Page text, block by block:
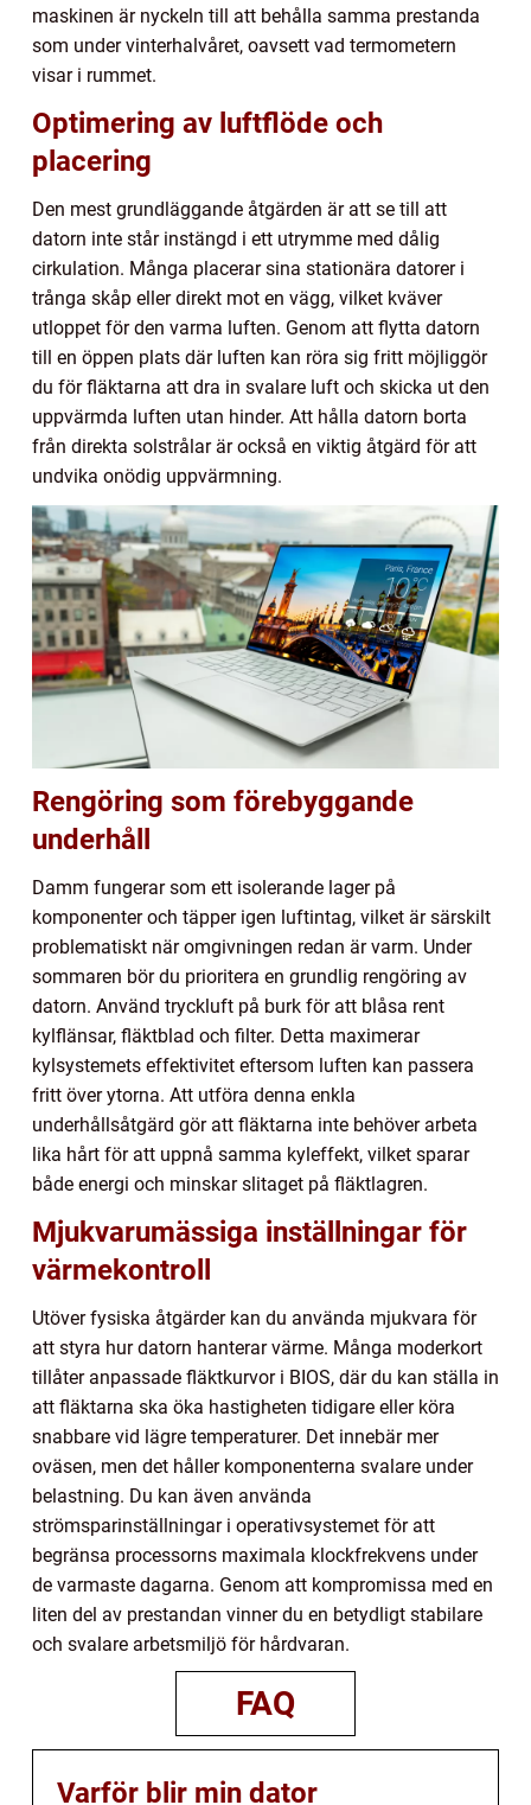
maskinen är nyckeln till att behålla samma prestanda
som under vinterhalvåret, oavsett vad termometern
visar i rummet.
Optimering av luftflöde och
placering
Den mest grundläggande åtgärden är att se till att
datorn inte står instängd i ett utrymme med dålig
cirkulation. Många placerar sina stationära datorer i
trånga skåp eller direkt mot en vägg, vilket kväver
utloppet för den varma luften. Genom att flytta datorn
till en öppen plats där luften kan röra sig fritt möjliggör
du för fläktarna att dra in svalare luft och skicka ut den
uppvärmda luften utan hinder. Att hålla datorn borta
från direkta solstrålar är också en viktig åtgärd för att
undvika onödig uppvärmning.
Rengöring som förebyggande
underhåll
Damm fungerar som ett isolerande lager på
komponenter och täpper igen luftintag, vilket är särskilt
problematiskt när omgivningen redan är varm. Under
sommaren bör du prioritera en grundlig rengöring av
datorn. Använd tryckluft på burk för att blåsa rent
kylflänsar, fläktblad och filter. Detta maximerar
kylsystemets effektivitet eftersom luften kan passera
fritt över ytorna. Att utföra denna enkla
underhållsåtgärd gör att fläktarna inte behöver arbeta
lika hårt för att uppnå samma kyleffekt, vilket sparar
både energi och minskar slitaget på fläktlagren.
Mjukvarumässiga inställningar för
värmekontroll
Utöver fysiska åtgärder kan du använda mjukvara för
att styra hur datorn hanterar värme. Många moderkort
tillåter anpassade fläktkurvor i BIOS, där du kan ställa in
att fläktarna ska öka hastigheten tidigare eller köra
snabbare vid lägre temperaturer. Det innebär mer
oväsen, men det håller komponenterna svalare under
belastning. Du kan även använda
strömsparinställningar i operativsystemet för att
begränsa processorns maximala klockfrekvens under
de varmaste dagarna. Genom att kompromissa med en
liten del av prestandan vinner du en betydligt stabilare
och svalare arbetsmiljö för hårdvaran.
FAQ
Varför blir min dator